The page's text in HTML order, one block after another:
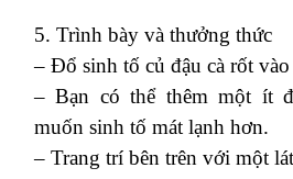
5. Trình bày và thưởng thức
– Đổ sinh tố củ đậu cà rốt
– Bạn có thể thêm một ít
muốn sinh tố mát lạnh hơn.
– Trang trí bên trên với một